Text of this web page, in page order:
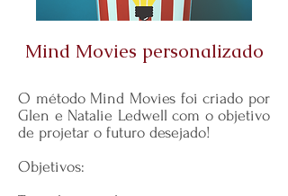
Mind Movies personalizado
O método Mind Movies foi criado por
Glen e Natalie Ledwell com o objetivo
de projetar o futuro desejado!
Objetivos: